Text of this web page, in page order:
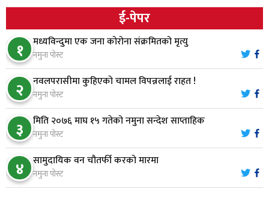
७
भरतपुर अस्पतालद्वारा आइसियुमा प्रतिक्षारत बिरामीको
नाम ‘डिस्प्ले बोर्ड’मा
८ नारायणघाट–बुटवल सडकमा ‘क्यानोपी ब्रिज’ निर्माण
९
मौलाकालिकाको १८८२ खुड्किला : आस्था र आरोग्यको‘
‘सर्ट हाइकिङ’
१० वन उद्यममा जोडिँदै नवलपुरका महिला
ई-पेपर
१ मध्यविन्दुमा एक जना कोरोना संक्रमितको मृत्यु
नमुना पोस्ट
२ नवलपरासीमा कुहिएको चामल विपन्नलाई राहत !
नमुना पोस्ट
३ मिति २०७६ माघ १५ गतेको नमुना सन्देश साप्ताहिक
नमुना पोस्ट
४ सामुदायिक वन चौतर्फी करको मारमा
नमुना पोस्ट